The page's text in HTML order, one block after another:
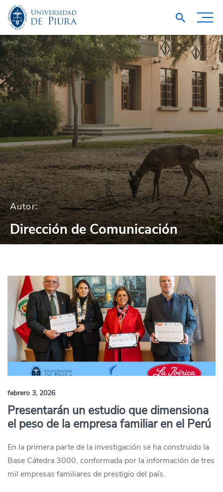
Autor:
Dirección de Comunicación
febrero 3, 2026
Presentarán un estudio que dimensiona
el peso de la empresa familiar en el Perú
En la primera parte de la investigación se ha construido la
Base Cátedra 3000, conformada por la información de tres
mil empresas familiares de prestigio del país.